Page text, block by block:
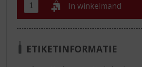
In winkelmand
ETIKETINFORMATIE